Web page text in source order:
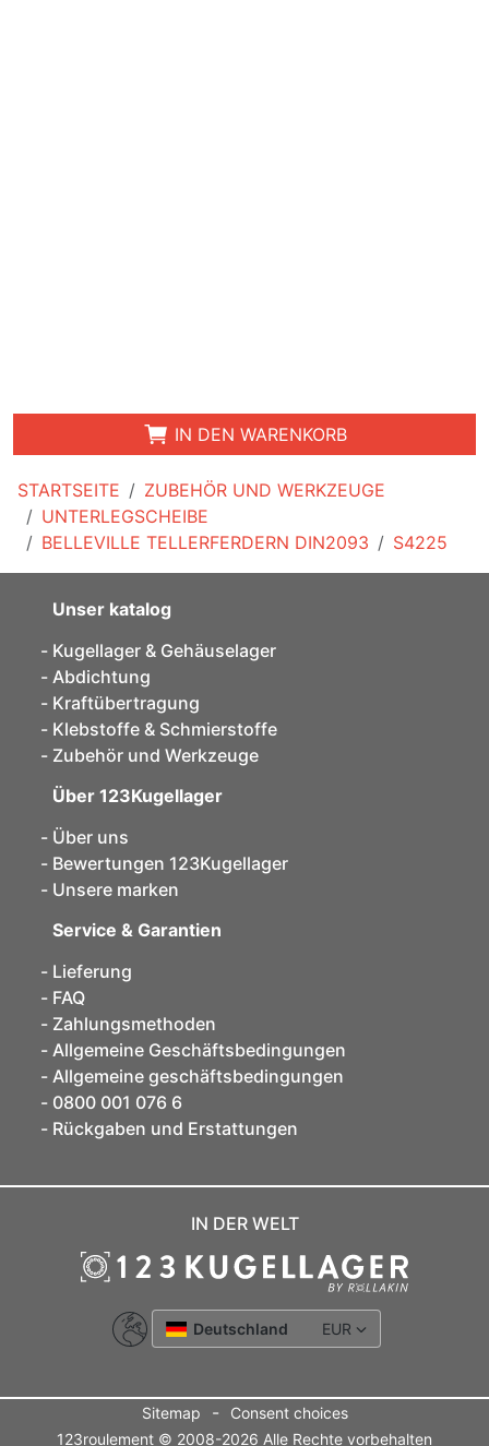
STARTSEITE
ZUBEHÖR UND WERKZEUGE
UNTERLEGSCHEIBE
BELLEVILLE TELLERFERDERN DIN2093
S4225
IN DEN WARENKORB
Unser katalog
Kugellager & Gehäuselager
Abdichtung
Kraftübertragung
Klebstoffe & Schmierstoffe
Zubehör und Werkzeuge
Über 123Kugellager
Über uns
Bewertungen 123Kugellager
Unsere marken
Service & Garantien
Lieferung
FAQ
Zahlungsmethoden
Allgemeine Geschäftsbedingungen
Allgemeine geschäftsbedingungen
0800 001 076 6
Rückgaben und Erstattungen
IN DER WELT
Deutschland EUR
Sitemap -
Consent choices
123roulement © 2008-2026 Alle Rechte vorbehalten